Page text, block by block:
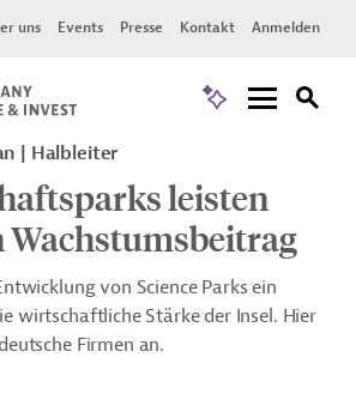
uns Events Presse Kontakt Anmelden
| Halbleiter
leisten
von Science Parks ein
wirtschaftliche Stärke der Insel. Hier
Firmen an.